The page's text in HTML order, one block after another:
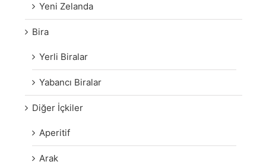
Yeni Zelanda
Bira
Yerli Biralar
Yabancı Biralar
Diğer İçkiler
Aperitif
Arak